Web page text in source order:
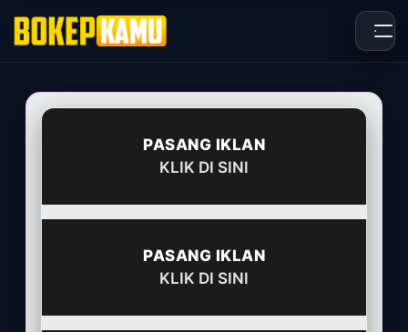
PASANG IKLAN
KLIK DI SINI
PASANG IKLAN
KLIK DI SINI